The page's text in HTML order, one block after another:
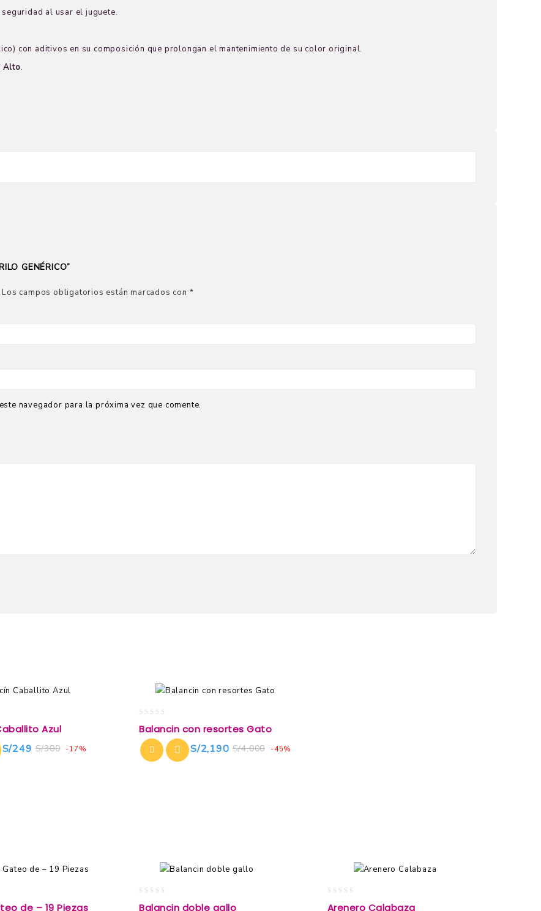
al usar el juguete.
con aditivos en su composición que prolongan el mantenimiento de su color original.
Alto.
GENÉRICO”
Los campos obligatorios están marcados con *
navegador para la próxima vez que comente.
Azul
S/300
S/249 -17%
out
of
5
Balancin con resortes Gato
S/4,000
S/2,190 -45%
de – 19 Piezas Balancin doble gallo Arenero Calabaza